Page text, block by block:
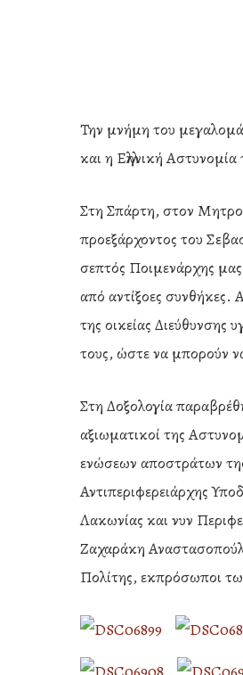
Hit enter to search or
Την μνήμη του
και η Ελληνική
Στη Σπάρτη, στον
προεξάρχοντος του
σεπτός Ποιμενάρχης
από αντίξοες συνθήκες.
της οικείας
τους, ώστε να μπορούν
Στη Δοξολογία
αξιωματικοί της
ενώσεων αποστράτων
Αντιπεριφερειάρχης
Λακωνίας και νυν
Ζαχαράκη
Πολίτης, εκπρόσωποι